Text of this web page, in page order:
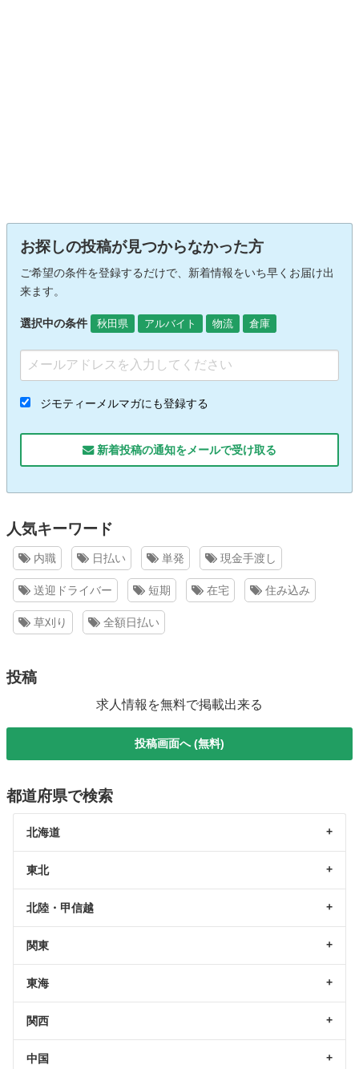
お探しの投稿が見つからなかった方
ご希望の条件を登録するだけで、新着情報をいち早くお届け出
来ます。
選択中の条件 秋田県 アルバイト 物流 倉庫
ジモティーメルマガにも登録する
新着投稿の通知をメールで受け取る
人気キーワード
内職 日払い 単発 現金手渡し
送迎ドライバー 短期 在宅 住み込み
草刈り 全額日払い
投稿
求人情報を無料で掲載出来る
投稿画面へ (無料)
都道府県で検索
北海道
東北
北陸・甲信越
関東
東海
関西
中国